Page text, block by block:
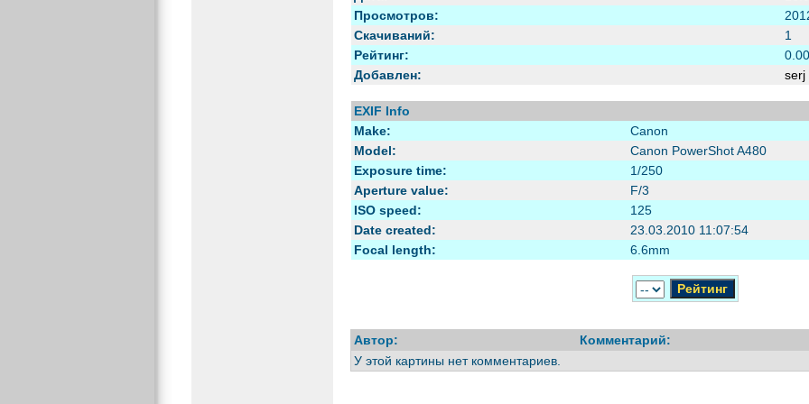
Просмотров:
Скачиваний:
1
Рейтинг:
Добавлен:
serj
EXIF Info
Make:
Canon
Model:
Canon PowerShot A480
Exposure time:
1/250
Aperture value:
F/3
ISO speed:
125
Date created:
23.03.2010 11:07:54
Focal length:
6.6mm
Автор:
Комментарий:
У этой картины нет комментариев.